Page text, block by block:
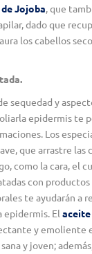
Jojoba, que
dado que
los cabellos
sequedad y
epidermis te
Los
que arrastre las
como la cara, el
con
te ayudarán a
epidermis. El aceite
y emoliente
y joven;